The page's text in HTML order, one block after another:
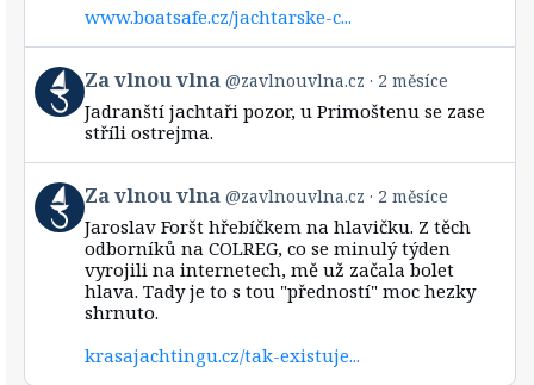
www.boatsafe.cz/jachtarske-c...
View
post
by
vlnou
vlna
on
Bluesky
Za vlnou vlna @zavlnouvlna.cz 2 měsíce
Jadranští jachtaři pozor, u Primoštenu se zase
stříli ostrejma.
View
post
by
Za vlnou vlna @zavlnouvlna.cz 2 měsíce
Jaroslav Foršt hřebíčkem na hlavičku. Z těch
odborníků na COLREG, co se minulý týden
vyrojili na internetech, mě už začala bolet
hlava. Tady je to s tou "předností" moc hezky
shrnuto.
krasajachtingu.cz/tak-existuje...